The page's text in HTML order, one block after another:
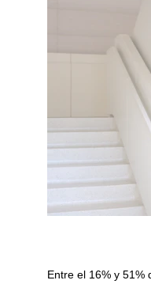
Entre el 16% y 51%